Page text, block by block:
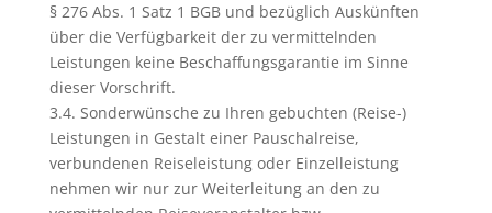
§ 276 Abs. 1 Satz 1 BGB und bezüglich Auskünften
über die Verfügbarkeit der zu vermittelnden
Leistungen keine Beschaffungsgarantie im Sinne
dieser Vorschrift.
3.4. Sonderwünsche zu Ihren gebuchten (Reise-)
Leistungen in Gestalt einer Pauschalreise,
verbundenen Reiseleistung oder Einzelleistung
nehmen wir nur zur Weiterleitung an den zu